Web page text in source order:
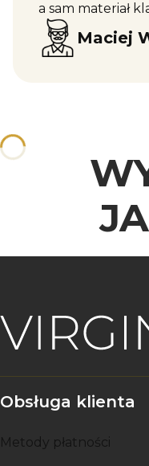
a sam materiał
Maciej
Linki w
Obsługa klienta
Metody płatności